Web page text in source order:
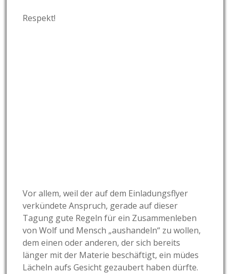
Respekt!
Vor allem, weil der auf dem Einladungsflyer
verkündete Anspruch, gerade auf dieser
Tagung gute Regeln für ein Zusammenleben
von Wolf und Mensch „aushandeln“ zu wollen,
dem einen oder anderen, der sich bereits
länger mit der Materie beschäftigt, ein müdes
Lächeln aufs Gesicht gezaubert haben dürfte.